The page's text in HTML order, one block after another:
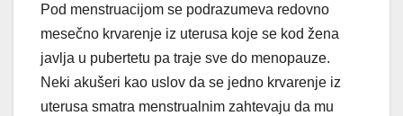
Pod menstruacijom se podrazumeva redovno
mesečno krvarenje iz uterusa koje se kod žena
javlja u pubertetu pa traje sve do menopauze.
Neki akušeri kao uslov da se jedno krvarenje iz
uterusa smatra menstrualnim zahtevaju da mu